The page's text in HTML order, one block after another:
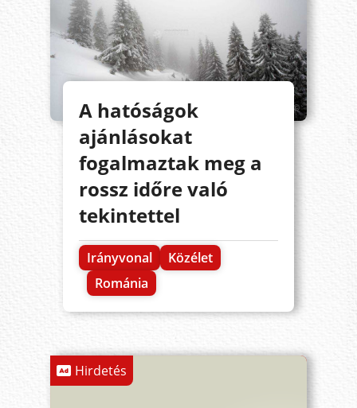
A hatóságok
ajánlásokat
fogalmaztak meg a
rossz időre való
tekintettel
Irányvonal
Közélet
Románia
Hirdetés